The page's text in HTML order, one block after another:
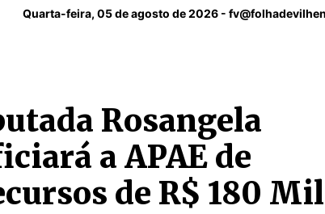
Quarta-feira, 05 de agosto de 2026 -
Rosangela
a APAE de
de R$ 180 Mil